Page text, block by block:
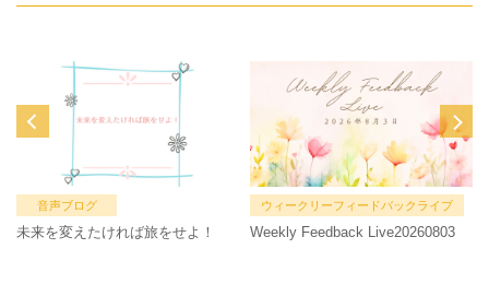
音声ブログ
未来を変えたければ旅をせよ！
ウィークリーフィードバックライブ
Weekly Feedback Live20260803